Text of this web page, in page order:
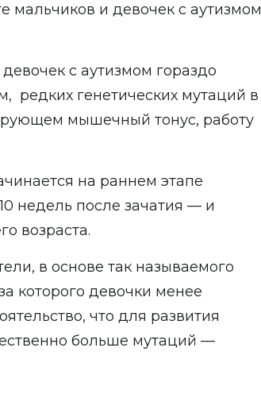
мальчиков и девочек с аутизмом
с аутизмом гораздо
редких генетических мутаций в
мышечный тонус, работу
на раннем этапе
недель после зачатия — и
возраста.
в основе так называемого
которого девочки менее
что для развития
больше мутаций —